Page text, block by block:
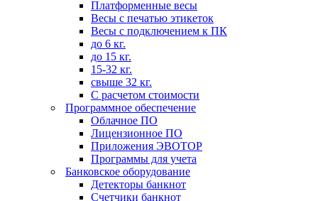
Платформенные весы
Весы с печатью этикеток
Весы с подключением к ПК
до 6 кг.
до 15 кг.
15-32 кг.
свыше 32 кг.
С расчетом стоимости
Программное обеспечение
Облачное ПО
Лицензионное ПО
Приложения ЭВОТОР
Программы для учета
Банковское оборудование
Детекторы банкнот
Счетчики банкнот